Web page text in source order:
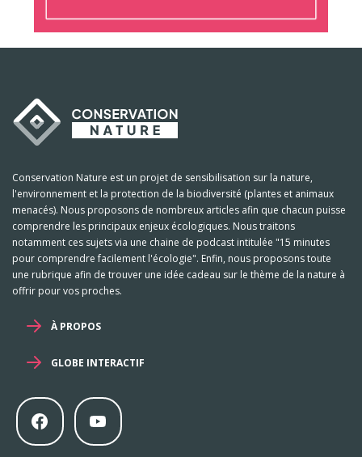
Conservation Nature est un projet de sensibilisation sur la nature,
l'environnement et la protection de la biodiversité (plantes et animaux
menacés). Nous proposons de nombreux articles afin que chacun puisse
comprendre les principaux enjeux écologiques. Nous traitons
notamment ces sujets via une chaine de podcast intitulée "15 minutes
pour comprendre facilement l'écologie". Enfin, nous proposons toute
une rubrique afin de trouver une idée cadeau sur le thème de la nature à
offrir pour vos proches.
À PROPOS
GLOBE INTERACTIF